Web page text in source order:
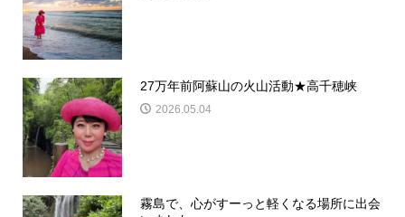
27万年前阿蘇山の火山活動★高千穂峡
2026.05.04
霧島で、心がすーっと軽くなる場所に出会